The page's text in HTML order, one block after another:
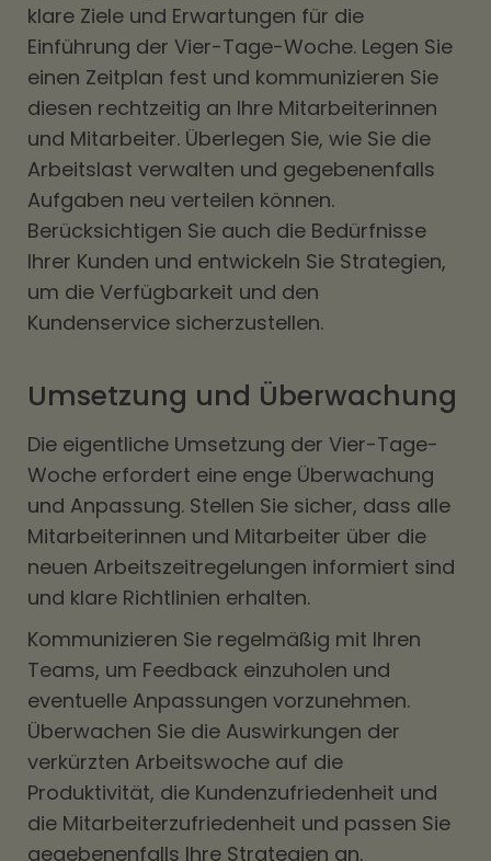
klare Ziele und Erwartungen für die
Einführung der Vier-Tage-Woche. Legen Sie
einen Zeitplan fest und kommunizieren Sie
diesen rechtzeitig an Ihre Mitarbeiterinnen
und Mitarbeiter. Überlegen Sie, wie Sie die
Arbeitslast verwalten und gegebenenfalls
Aufgaben neu verteilen können.
Berücksichtigen Sie auch die Bedürfnisse
Ihrer Kunden und entwickeln Sie Strategien,
um die Verfügbarkeit und den
Kundenservice sicherzustellen.
Umsetzung und Überwachung
Die eigentliche Umsetzung der Vier-Tage-
Woche erfordert eine enge Überwachung
und Anpassung. Stellen Sie sicher, dass alle
Mitarbeiterinnen und Mitarbeiter über die
neuen Arbeitszeitregelungen informiert sind
und klare Richtlinien erhalten.
Kommunizieren Sie regelmäßig mit Ihren
Teams, um Feedback einzuholen und
eventuelle Anpassungen vorzunehmen.
Überwachen Sie die Auswirkungen der
verkürzten Arbeitswoche auf die
Produktivität, die Kundenzufriedenheit und
die Mitarbeiterzufriedenheit und passen Sie
gegebenenfalls Ihre Strategien an.